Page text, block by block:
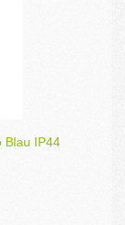
Blau IP44